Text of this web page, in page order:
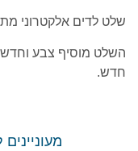
שלט לדים אלקטרוני
השלט מוסיף צבע
חדש.